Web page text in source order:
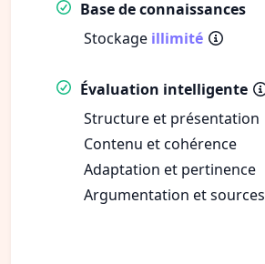
Base de connaissances
Stockage illimité
Évaluation intelligente
Structure et présentation
Contenu et cohérence
Adaptation et pertinence
Argumentation et sources